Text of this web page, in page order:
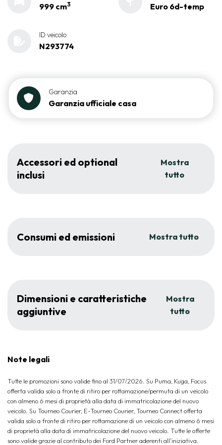
999 cm3 Euro 6d-temp
ID veicolo
N293774
Garanzia
Garanzia ufficiale casa
Accessori ed optional
inclusi
Mostra
tutto
Consumi ed emissioni Mostra tutto
Dimensioni e caratteristiche
aggiuntive
Mostra
tutto
Note legali
Tutte le promozioni sono valide fino al 31/07/2026. Su Puma, Kuga, Focus
offerta valida solo a fronte di ritiro per rottamazione/permuta di un veicolo
con almeno 6 mesi di proprietà alla data di immatricolazione del nuovo
veicolo. Su Tourneo Courier, E-Tourneo Courier, Tourneo Connect offerta
valida solo a fronte di ritiro per rottamazione di un veicolo con almeno 6 mesi
di proprietà alla data di immatricolazione del nuovo veicolo. Tutte le offerte
sono valide grazie al contributo dei Ford Partner aderenti all’iniziativa.